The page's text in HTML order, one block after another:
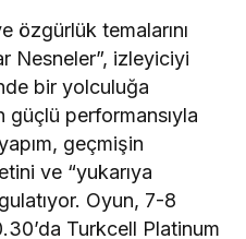
özgürlük temalarını
Nesneler”, izleyiciyi
bir yolculuğa
güçlü performansıyla
geçmişin
ve “yukarıya
Oyun, 7-8
Turkcell Platinum